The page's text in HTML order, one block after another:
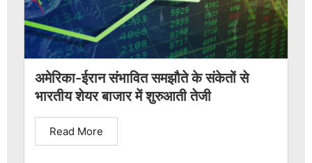
अमेरिका-ईरान संभावित समझौते के संकेतों से
भारतीय शेयर बाजार में शुरुआती तेजी
Read More